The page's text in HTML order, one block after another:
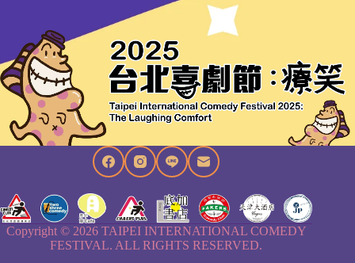
Copyright © 2026 TAIPEI INTERNATIONAL COMEDY
FESTIVAL. ALL RIGHTS RESERVED.